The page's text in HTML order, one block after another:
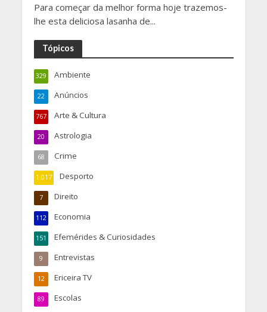
Para começar da melhor forma hoje trazemos-
lhe esta deliciosa lasanha de...
Tópicos
Ambiente
329
Anúncios
22
Arte & Cultura
767
Astrologia
20
Crime
68
Desporto
1.017
Direito
7
Economia
112
Efemérides & Curiosidades
151
Entrevistas
9
Ericeira TV
12
Escolas
89